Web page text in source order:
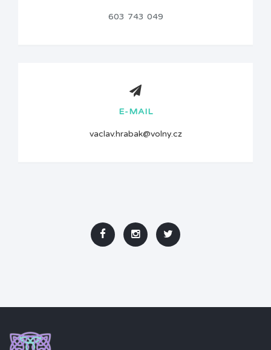
603 743 049
E-MAIL
vaclav.hrabak@volny.cz